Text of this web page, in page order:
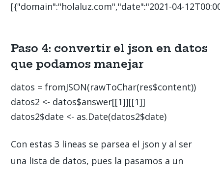
[{"domain":"holaluz.com","date":"2021-04-
Paso 4: convertir el json en datos
que podamos manejar
datos = fromJSON(rawToChar(res$content))
datos2 <- datos$answer[[1]][[1]]
datos2$date <- as.Date(datos2$date)
Con estas 3 lineas se parsea el json y al ser
una lista de datos, pues la pasamos a un